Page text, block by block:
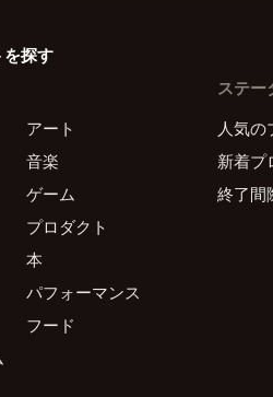
探す
アート
音楽
ゲーム
プロダクト
本
パフォーマンス
フード
ステー
人気の
新着プ
終了間